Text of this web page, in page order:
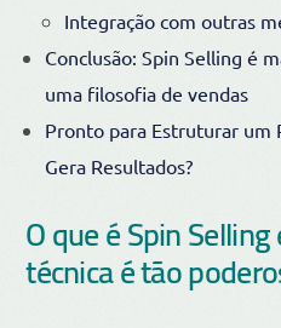
Integração com outras
Conclusão: Spin Selling é
uma filosofia de vendas
Pronto para Estruturar um
Gera Resultados?
O que é Spin
técnica é tão